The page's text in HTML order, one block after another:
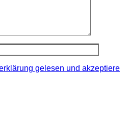
gelesen und akzeptiere